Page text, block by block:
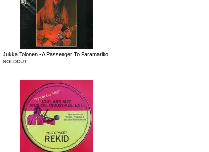
Jukka Tolonen - A Passenger To Paramaribo
SOLDOUT